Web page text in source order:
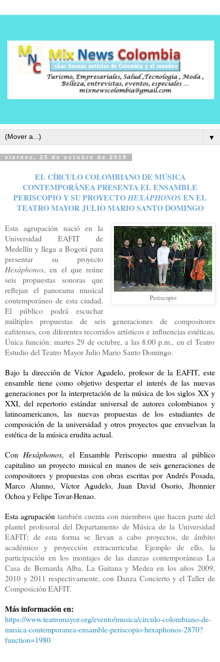
▼
viernes, 25 de octubre de 2019
EL CÍRCULO COLOMBIANO DE MÚSICA
CONTEMPORÁNEA PRESENTA EL ENSAMBLE
PERISCOPIO Y SU PROYECTOHEXÁPHONOSEN EL
TEATRO MAYOR JULIO MARIO SANTO DOMINGO
Periscopio
Esta agrupación nació en la
Universidad EAFIT de
Medellín y llega a Bogotá para
presentar su proyecto
Hexáphonos, en el que reúne
seis propuestas sonoras que
reflejan el panorama musical
contemporáneo de esta ciudad.
El público podrá escuchar
múltiples propuestas de seis generaciones de compositores
eafitenses, con diferentes recorridos artísticos e influencias estéticas.
Única función: martes 29 de octubre, a las 8:00 p.m., en el Teatro
Estudio del Teatro Mayor Julio Mario Santo Domingo.
Bajo la dirección de Víctor Agudelo, profesor de la EAFIT, este
ensamble tiene como objetivo despertar el interés de las nuevas
generaciones por la interpretación de la música de los siglos XX y
XXI, del repertorio estándar universal de autores colombianos y
latinoamericanos, las nuevas propuestas de los estudiantes de
composición de la universidad y otros proyectos que envuelvan la
estética de la música erudita actual.
ConHexáphonos, el Ensamble Periscopio muestra al público
capitalino un proyecto musical en manos de seis generaciones de
compositores y propuestas con obras escritas por Andrés Posada,
Marco Alunno, Víctor Agudelo, Juan David Osorio, Jhonnier
Ochoa y Felipe Tovar-Henao.
Esta agrupación también cuenta con miembros que hacen parte del
plantel profesoral del Departamento de Música de la Universidad
EAFIT; de esta forma se llevan a cabo proyectos, de ámbito
académico y proyección extracurricular. Ejemplo de ello, la
participación en los montajes de las danzas contemporáneas La
Casa de Bernarda Alba, La Gaitana y Medea en los años 2009,
2010 y 2011 respectivamente, con Danza Concierto y el Taller de
Composición EAFIT.
Más información en:
https://www.teatromayor.org/evento/musica/circulo-colombiano-de-
musica-contemporanea-ensamble-periscopio-hexaphonos-2870?
function=1980